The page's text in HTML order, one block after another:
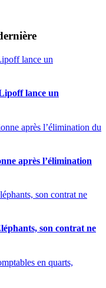
lance un
après l’élimination
son contrat ne